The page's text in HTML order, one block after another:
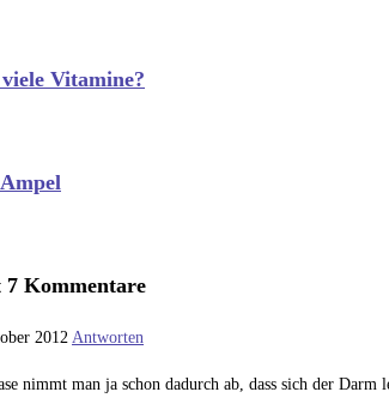
Vitamine?
7 Kommentare
2012 Antworten
nimmt man ja schon dadurch ab, dass sich der